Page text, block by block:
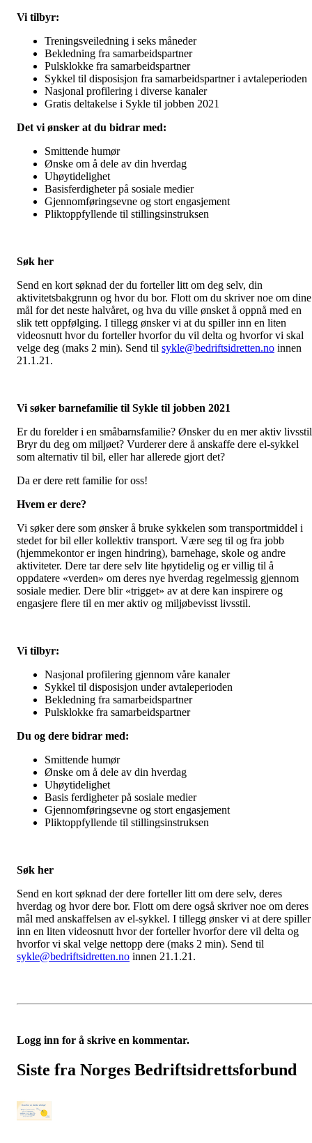
Vi tilbyr:
Treningsveiledning i seks måneder
Bekledning fra samarbeidspartner
Pulsklokke fra samarbeidspartner
Sykkel til disposisjon fra samarbeidspartner i avtaleperioden
Nasjonal profilering i diverse kanaler
Gratis deltakelse i Sykle til jobben 2021
Det vi ønsker at du bidrar med:
Smittende humør
Ønske om å dele av din hverdag
Uhøytidelighet
Basisferdigheter på sosiale medier
Gjennomføringsevne og stort engasjement
Pliktoppfyllende til stillingsinstruksen
Søk her
Send en kort søknad der du forteller litt om deg selv, din
aktivitetsbakgrunn og hvor du bor. Flott om du skriver noe om dine
mål for det neste halvåret, og hva du ville ønsket å oppnå med en
slik tett oppfølging. I tillegg ønsker vi at du spiller inn en liten
videosnutt hvor du forteller hvorfor du vil delta og hvorfor vi skal
velge deg (maks 2 min). Send til sykle@bedriftsidretten.no innen
21.1.21.
Vi søker barnefamilie til Sykle til jobben 2021
Er du forelder i en småbarnsfamilie? Ønsker du en mer aktiv
Bryr du deg om miljøet? Vurderer dere å anskaffe dere el-sykkel
som alternativ til bil, eller har allerede gjort det?
Da er dere rett familie for oss!
Hvem er dere?
Vi søker dere som ønsker å bruke sykkelen som transportmiddel i
stedet for bil eller kollektiv transport. Være seg til og fra jobb
(hjemmekontor er ingen hindring), barnehage, skole og andre
aktiviteter. Dere tar dere selv lite høytidelig og er villig til å
oppdatere «verden» om deres nye hverdag regelmessig gjennom
sosiale medier. Dere blir «trigget» av at dere kan inspirere og
engasjere flere til en mer aktiv og miljøbevisst livsstil.
Vi tilbyr:
Nasjonal profilering gjennom våre kanaler
Sykkel til disposisjon under avtaleperioden
Bekledning fra samarbeidspartner
Pulsklokke fra samarbeidspartner
Du og dere bidrar med:
Smittende humør
Ønske om å dele av din hverdag
Uhøytidelighet
Basis ferdigheter på sosiale medier
Gjennomføringsevne og stort engasjement
Pliktoppfyllende til stillingsinstruksen
Søk her
Send en kort søknad der dere forteller litt om dere selv, deres
hverdag og hvor dere bor. Flott om dere også skriver noe om deres
mål med anskaffelsen av el-sykkel. I tillegg ønsker vi at dere spiller
inn en liten videosnutt hvor der forteller hvorfor dere vil delta og
hvorfor vi skal velge nettopp dere (maks 2 min). Send til
sykle@bedriftsidretten.no innen 21.1.21.
Logg inn for å skrive en kommentar.
Siste fra Norges Bedriftsidrettsforbund